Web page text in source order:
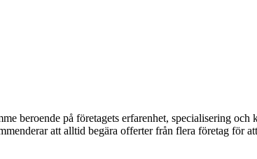
beroende på företagets erfarenhet, specialisering
att alltid begära offerter från flera företag för